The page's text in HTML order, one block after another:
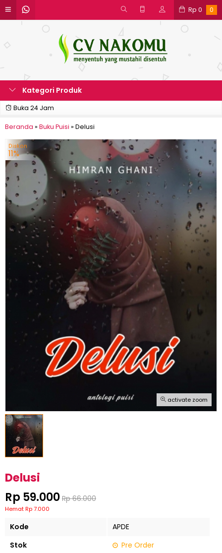
Rp 0 0
Kategori Produk
Buka 24 Jam
Beranda » Buku Puisi » Delusi
activate zoom
Diskon
11%
Delusi
Rp 59.000 Rp 66.000
Hemat Rp 7.000
Kode
APDE
Stok
Pre Order